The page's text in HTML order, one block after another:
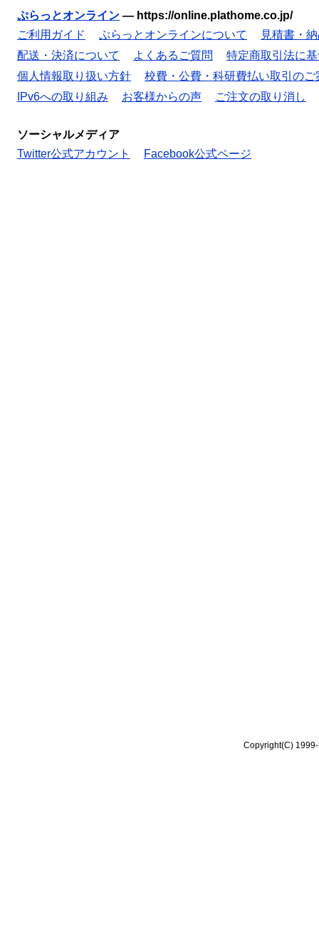
ぷらっとオンライン — https://online.plathome.co.jp/
ご利用ガイド
ぷらっとオンラインについて
見積書・
配送・決済について
よくあるご質問
特定商取引法に
個人情報取り扱い方針
校費・公費・科研費払い取引のご
IPv6への取り組み
お客様からの声 ご注文の取り消し
ソーシャルメディア
Twitter公式アカウント
Facebook公式ページ
Copyright(C)